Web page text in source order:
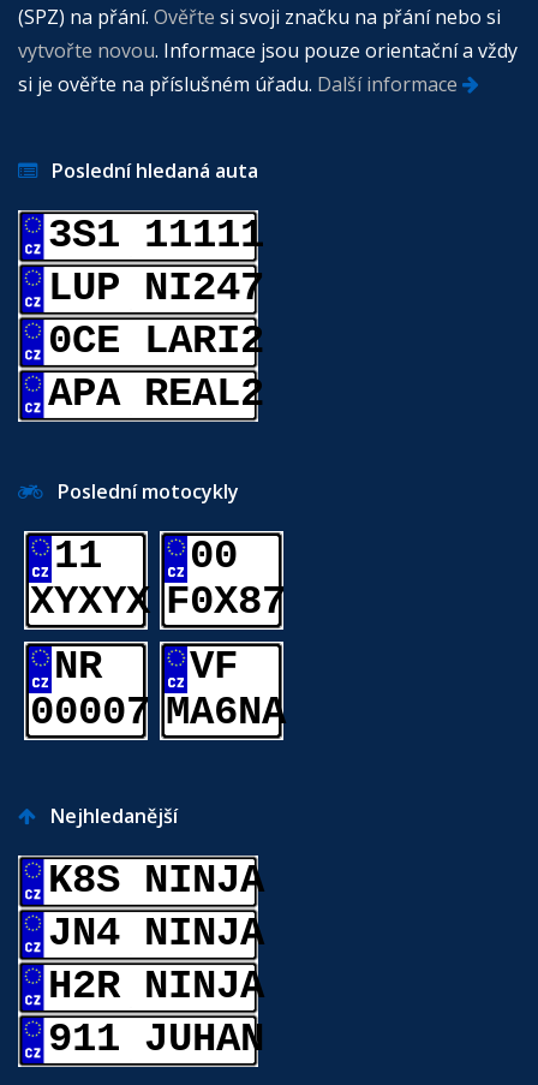
(SPZ) na přání. Ověřte si svoji značku na přání nebo si
vytvořte novou. Informace jsou pouze orientační a vždy
si je ověřte na příslušném úřadu. Další informace
Poslední hledaná auta
3S1 11111
LUP NI247
0CE LARI2
APA REAL2
Poslední motocykly
11
XYXYX
00
F0X87
NR
00007
VF
MA6NA
Nejhledanější
K8S NINJA
JN4 NINJA
H2R NINJA
911 JUHAN